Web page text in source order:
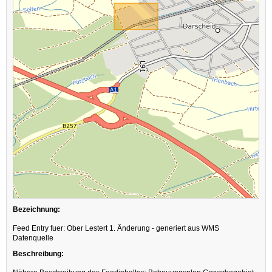
Bezeichnung:
Feed Entry fuer: Ober Lestert 1. Änderung - generiert aus WMS
Datenquelle
Beschreibung: